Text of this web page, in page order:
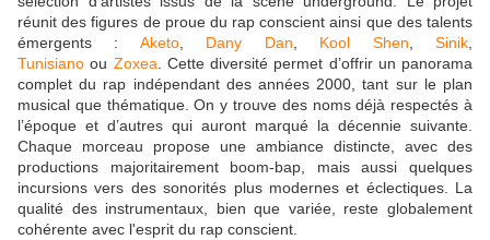
réunit des figures de proue du rap conscient ainsi que des talents
émergents : Aketo, Dany Dan Kool Shen ,Sinik
Tunisiano ou Zoxea . Cette diversité permet d’offrir un panorama
complet du rap indépendant des années 2000, tant sur le plan
musical que thématique. On y trouve des noms déjà respectés à
l’époque et d’autres qui auront marqué la décennie suivante.
Chaque morceau propose une ambiance distincte, avec des
productions majoritairement boom-bap, mais aussi quelques
incursions vers des sonorités plus modernes et éclectiques. La
qualité des instrumentaux, bien que variée, reste globalement
cohérente avec l'esprit du rap conscient.